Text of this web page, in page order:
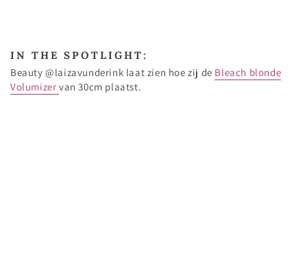
IN THE SPOTLIGHT:
Beauty @laizavunderink laat zien hoe zij de Bleach blonde
Volumizer van 30cm plaatst.